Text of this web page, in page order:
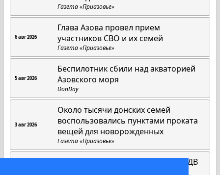
Газета «Приазовье»
6 авг 2026
Глава Азова провел прием
участников СВО и их семей
Газета «Приазовье»
5 авг 2026
Беспилотник сбили над акваторией
Азовского моря
DonDay
3 авг 2026
Около тысячи донских семей
воспользовались пунктами проката
вещей для новорожденных
Газета «Приазовье»
В Азове почтили память героев ВДВ